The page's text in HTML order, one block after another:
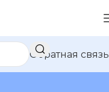
Обратная связь